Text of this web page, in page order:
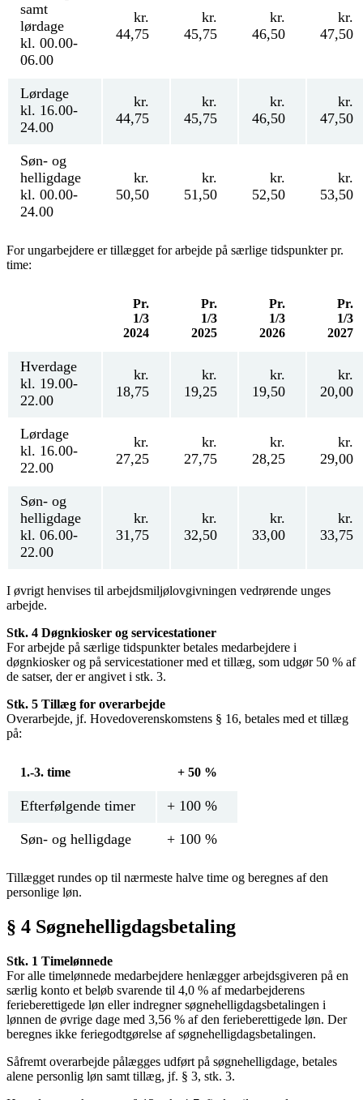
samt
lørdage
kl. 00.00-
06.00
kr.
44,75
kr.
45,75
kr.
46,50
kr.
47,50
Lørdage
kl. 16.00-
24.00
kr.
44,75
kr.
45,75
kr.
46,50
kr.
47,50
Søn- og
helligdage
kl. 00.00-
24.00
kr.
50,50
kr.
51,50
kr.
52,50
kr.
53,50
For ungarbejdere er tillægget for arbejde på særlige tidspunkter pr.
time:
Pr.
1/3
2024
Pr.
1/3
2025
Pr.
1/3
2026
Pr.
1/3
2027
Hverdage
kl. 19.00-
22.00
kr.
18,75
kr.
19,25
kr.
19,50
kr.
20,00
Lørdage
kl. 16.00-
22.00
kr.
27,25
kr.
27,75
kr.
28,25
kr.
29,00
Søn- og
helligdage
kl. 06.00-
22.00
kr.
31,75
kr.
32,50
kr.
33,00
kr.
33,75
I øvrigt henvises til arbejdsmiljølovgivningen vedrørende unges
arbejde.
Stk. 4 Døgnkiosker og servicestationer
For arbejde på særlige tidspunkter betales medarbejdere i
døgnkiosker og på servicestationer med et tillæg, som udgør 50 % af
de satser, der er angivet i stk. 3.
Stk. 5 Tillæg for overarbejde
Overarbejde, jf. Hovedoverenskomstens § 16, betales med et tillæg
på:
1.-3. time + 50 %
Efterfølgende timer + 100 %
Søn- og helligdage + 100 %
Tillægget rundes op til nærmeste halve time og beregnes af den
personlige løn.
§ 4 Søgnehelligdagsbetaling
Stk. 1 Timelønnede
For alle timelønnede medarbejdere henlægger arbejdsgiveren på en
særlig konto et beløb svarende til 4,0 % af medarbejderens
ferieberettigede løn eller indregner søgnehelligdagsbetalingen i
lønnen de øvrige dage med 3,56 % af den ferieberettigede løn. Der
beregnes ikke feriegodtgørelse af søgnehelligdagsbetalingen.
Såfremt overarbejde pålægges udført på søgnehelligdage, betales
alene personlig løn samt tillæg, jf. § 3, stk. 3.